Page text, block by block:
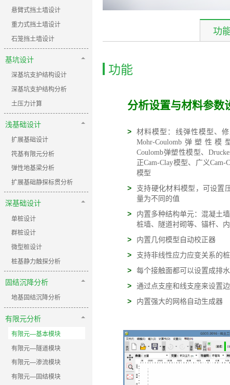
悬臂式挡土墙设计
重力式挡土墙设计
石笼挡土墙设计
基坑设计
深基坑支护结构设计
深基坑支护结构分析
土压力计算
浅基础设计
扩展基础设计
笩基有限元分析
弹性地基梁分析
扩展基础静探标贯分析
深基础设计
单桩设计
群桩设计
微型桩设计
桩基静力触探分析
固结沉降分析
地基固结沉降分析
有限元分析
有限元—基本模块
有限元—隧道模块
有限元—渗流模块
有限元—固结模块
功
功能
分析设置与材料参数
>
材料模型：线弹性模型、
Mohr-Coulomb弹塑性模
Coulomb弹塑性模型、
正Cam-Clay模型、广义Cam-
模型
>
支持硬化材料模型，可设置
量为不同的值
>
内置多种结构单元：混凝土
桩墙、隧道衬砌等、锚杆、
> 内置几何模型自动校正器
> 支持非线性应力应变关系的
> 每个接触面都可以设置成排
> 通过点支座和线支座来设置
> 内置强大的网格自动生成器